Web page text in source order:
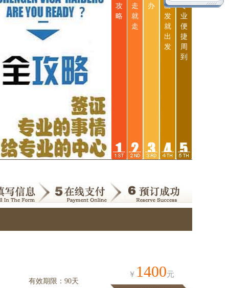
攻
略
走
就
走
办
出
发
就
出
发
专
业
便
捷
周
到
有效期限：90天
￥ 1400元